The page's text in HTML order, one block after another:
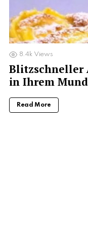
8.4k Views
Blitzschneller
in Ihrem
Read More